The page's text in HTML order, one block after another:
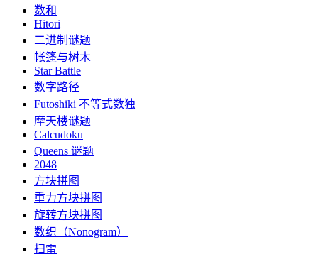
数和
Hitori
二进制谜题
帐篷与树木
Star Battle
数字路径
Futoshiki 不等式数独
摩天楼谜题
Calcudoku
Queens 谜题
2048
方块拼图
重力方块拼图
旋转方块拼图
数织（Nonogram）
扫雷